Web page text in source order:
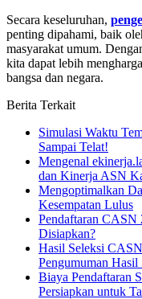
Secara keseluruhan,
penting dipahami, baik
masyarakat umum.
kita dapat lebih
bangsa dan negara.
Berita Terkait
Simulasi Waktu
Sampai Telat!
Mengenal
dan Kinerja ASN
Mengoptimalkan
Kesempatan Lulus
Pendaftaran CASN
Disiapkan?
Hasil Seleksi
Pengumuman Hasil
Biaya Pendaftaran
Persiapkan untuk